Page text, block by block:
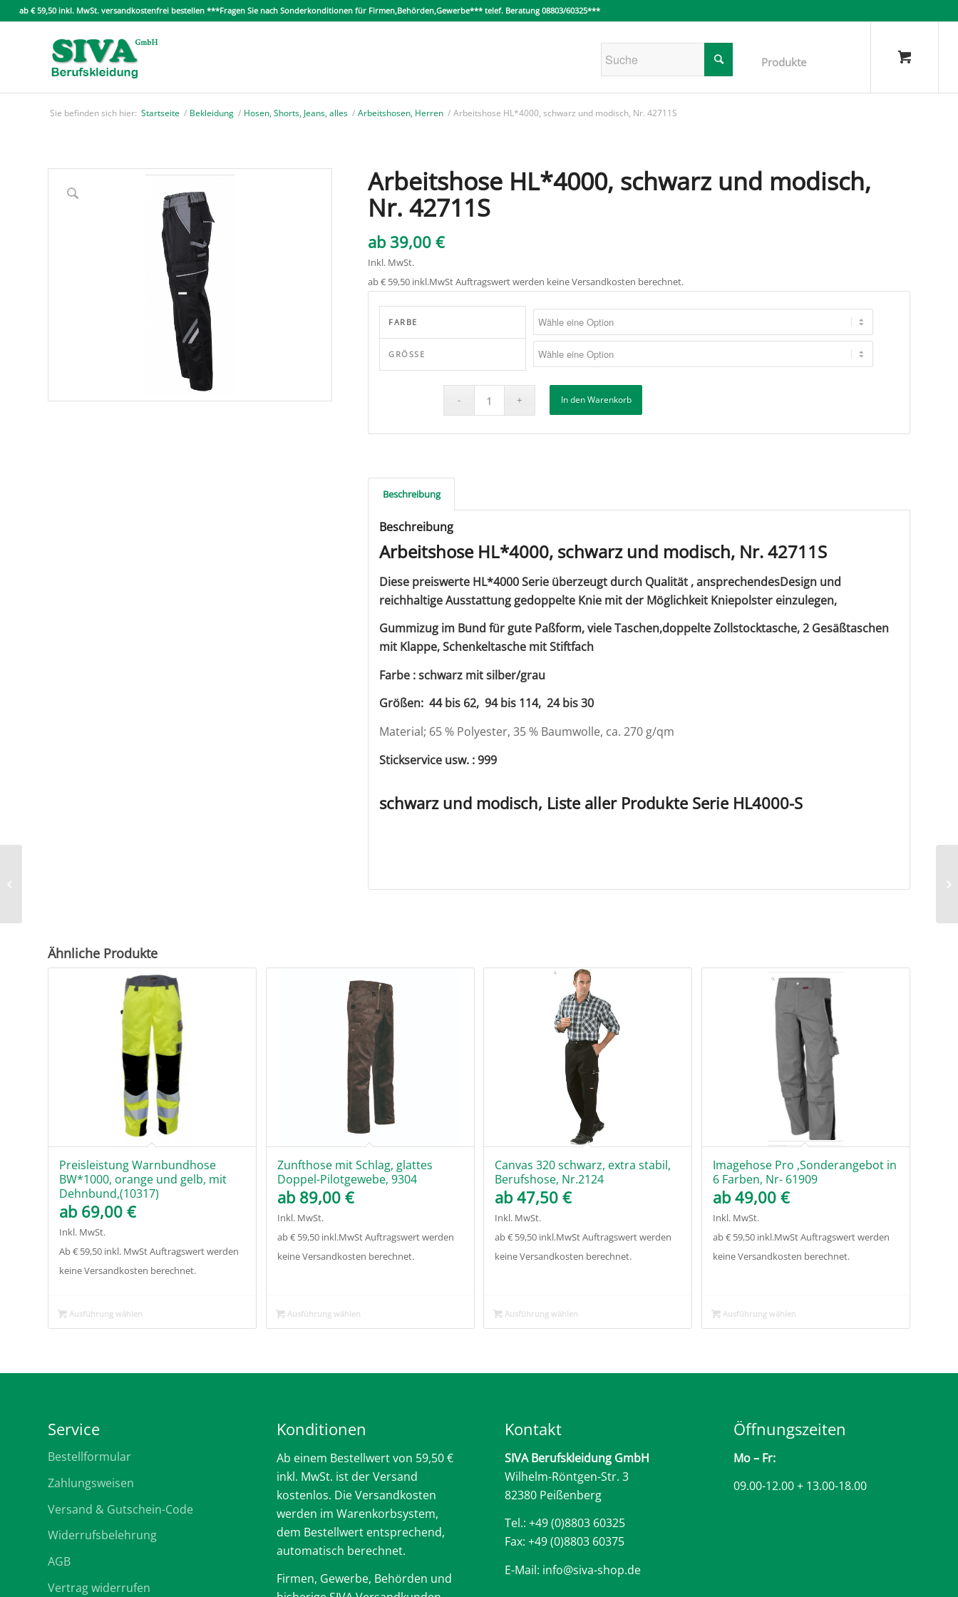
ab € 59,50 inkl. MwSt. versandkostenfrei bestellen ***Fragen Sie nach Sonderkonditionen für Firmen,Behörden,Gewerbe*** telef. Beratung 08803/60325***
Sie befinden sich hier: Startseite / Bekleidung / Hosen, Shorts, Jeans, alles / Arbeitshosen, Herren / Arbeitshose HL*4000, schwarz und modisch, Nr. 42711S
Arbeitshose HL*4000, schwarz und modisch,
Nr. 42711S
ab 39,00€
Inkl. MwSt.
ab € 59,50 inkl.MwSt Auftragswert werden keine Versandkosten berechnet.
FARBE
GRÖSSE
In den Warenkorb
Beschreibung
Beschreibung
Arbeitshose HL*4000, schwarz und modisch, Nr. 42711S
Diese preiswerte HL*4000 Serie überzeugt durch Qualität , ansprechendesDesign und
reichhaltige Ausstattung gedoppelte Knie mit der Möglichkeit Kniepolster einzulegen,
Gummizug im Bund für gute Paßform, viele Taschen,doppelte Zollstocktasche, 2 Gesäßtaschen
mit Klappe, Schenkeltasche mit Stiftfach
Farbe : schwarz mit silber/grau
Größen: 44 bis 62, 94 bis 114, 24 bis 30
Material; 65 % Polyester, 35 % Baumwolle, ca. 270 g/qm
Stickservice usw. : 999
schwarz und modisch, Liste aller Produkte Serie HL4000-S
Ähnliche Produkte
Preisleistung Warnbundhose
BW*1000, orange und gelb, mit
Dehnbund,(10317)
ab 69,00 €
Inkl. MwSt.
Ab € 59,50 inkl. MwSt Auftragswert werden
keine Versandkosten berechnet.
Ausführung wählen
Zunfthose mit Schlag, glattes
Doppel-Pilotgewebe, 9304
ab 89,00 €
Inkl. MwSt.
ab € 59,50 inkl.MwSt Auftragswert werden
keine Versandkosten berechnet.
Ausführung wählen
Canvas 320 schwarz, extra stabil,
Berufshose, Nr.2124
ab47,50€
Inkl. MwSt.
ab € 59,50 inkl.MwSt Auftragswert werden
keine Versandkosten berechnet.
Ausführung wählen
Imagehose Pro ,Sonderangebot in
6 Farben, Nr- 61909
ab49,00 €
Inkl. MwSt.
ab € 59,50 inkl.MwSt Auftragswert werden
keine Versandkosten berechnet.
Ausführung wählen
Service
Bestellformular
Zahlungsweisen
Versand & Gutschein-Code
Widerrufsbelehrung
AGB
Vertrag widerrufen
Konditionen
Ab einem Bestellwert von 59,50 €
inkl. MwSt. ist der Versand
kostenlos. Die Versandkosten
werden im Warenkorbsystem,
dem Bestellwert entsprechend,
automatisch berechnet.
Firmen, Gewerbe, Behörden und
Kontakt
SIVA Berufskleidung GmbH
Wilhelm-Röntgen-Str. 3
82380 Peißenberg
Tel.: +49 (0)8803 60325
Fax: +49 (0)8803 60375
E-Mail: info@siva-shop.de
Öffnungszeiten
Mo – Fr:
09.00-12.00 + 13.00-18.00